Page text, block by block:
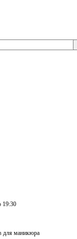
19:30
для маникюра